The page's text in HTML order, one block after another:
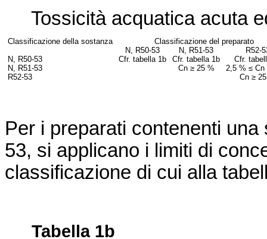
Tossicità acquatica acuta
Classificazione della sostanza
Classificazione del preparato
N, R50-53
N, R51-53
R52-
N, R50-53
Cfr. tabella 1b Cfr. tabella 1b
Cfr.
N, R51-53
Cn ≥ 25 % 2,5 % ≤ Cn
R52-53
Cn ≥
Per i preparati contenenti
53, si applicano i limiti di
classificazione di cui alla
Tabella 1b